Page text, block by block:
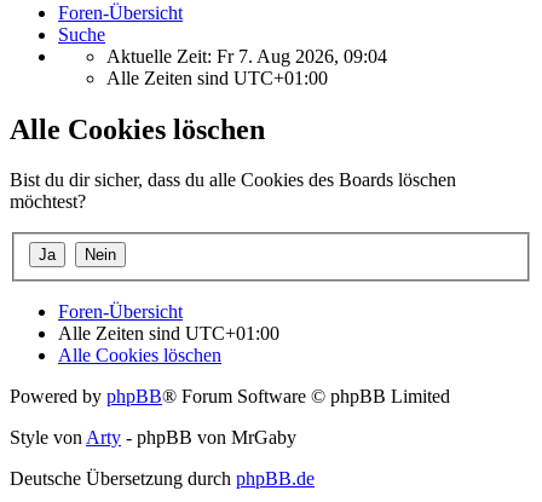
Foren-Übersicht
Suche
Aktuelle Zeit: Fr 7. Aug 2026, 09:04
Alle Zeiten sind UTC+01:00
Alle Cookies löschen
Bist du dir sicher, dass du alle Cookies des Boards löschen
möchtest?
Foren-Übersicht
Alle Zeiten sind UTC+01:00
Alle Cookies löschen
Powered by phpBB® Forum Software © phpBB Limited
Style von Arty - phpBB von MrGaby
Deutsche Übersetzung durch phpBB.de